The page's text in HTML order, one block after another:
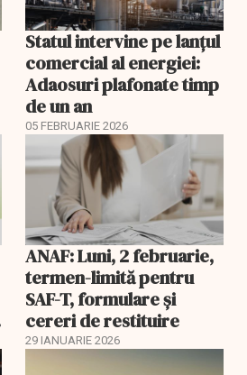
Statul intervine pe lanțul
comercial al energiei:
Adaosuri plafonate timp
de un an
05 FEBRUARIE 2026
ANAF: Luni, 2 februarie,
termen-limită pentru
SAF-T, formulare și
cereri de restituire
29 IANUARIE 2026